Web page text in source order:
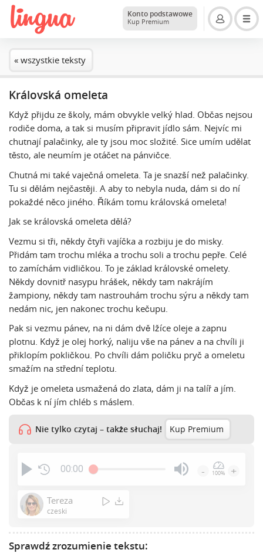
Konto podstawowe
Kup Premium
« wszystkie teksty
Královská omeleta
Když přijdu ze školy, mám obvykle velký hlad. Občas nejsou
rodiče doma, a tak si musím připravit jídlo sám. Nejvíc mi
chutnají palačinky, ale ty jsou moc složité. Sice umím udělat
těsto, ale neumím je otáčet na pánvičce.
Chutná mi také vaječná omeleta. Ta je snazší než palačinky.
Tu si dělám nejčastěji. A aby to nebyla nuda, dám si do ní
pokaždé něco jiného. Říkám tomu královská omeleta!
Jak se královská omeleta dělá?
Vezmu si tři, někdy čtyři vajíčka a rozbiju je do misky.
Přidám tam trochu mléka a trochu soli a trochu pepře. Celé
to zamíchám vidličkou. To je základ královské omelety.
Někdy dovnitř nasypu hrášek, někdy tam nakrájím
žampiony, někdy tam nastrouhám trochu sýru a někdy tam
nedám nic, jen nakonec trochu kečupu.
Pak si vezmu pánev, na ni dám dvě lžíce oleje a zapnu
plotnu. Když je olej horký, naliju vše na pánev a na chvíli ji
přiklopím pokličkou. Po chvíli dám poličku pryč a omeletu
smažím na střední teplotu.
Když je omeleta usmažená do zlata, dám ji na talíř a jím.
Občas k ní jím chléb s máslem.
Nie tylko czytaj – także słuchaj! Kup Premium
00:00 - 100% +
Tereza
czeski
Sprawdź zrozumienie tekstu: